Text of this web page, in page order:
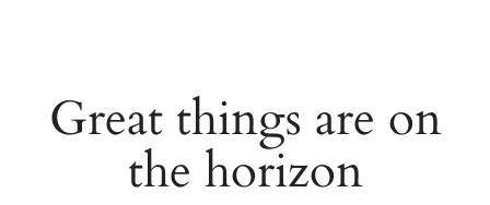
Great things are on
the horizon